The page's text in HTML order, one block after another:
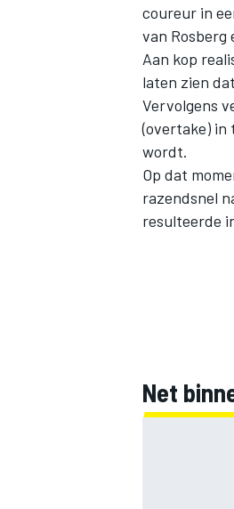
coureur in
van
Aan kop
laten zien
Vervolgens
(overtake) in
wordt.
Op dat
razendsnel
resulteerde
Net